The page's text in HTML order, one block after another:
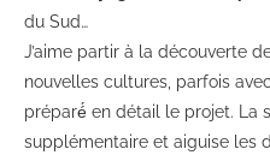
du Sud…
J’aime partir à la découverte
nouvelles cultures, parfois
préparé́ en détail le projet. La
supplémentaire et aiguise les